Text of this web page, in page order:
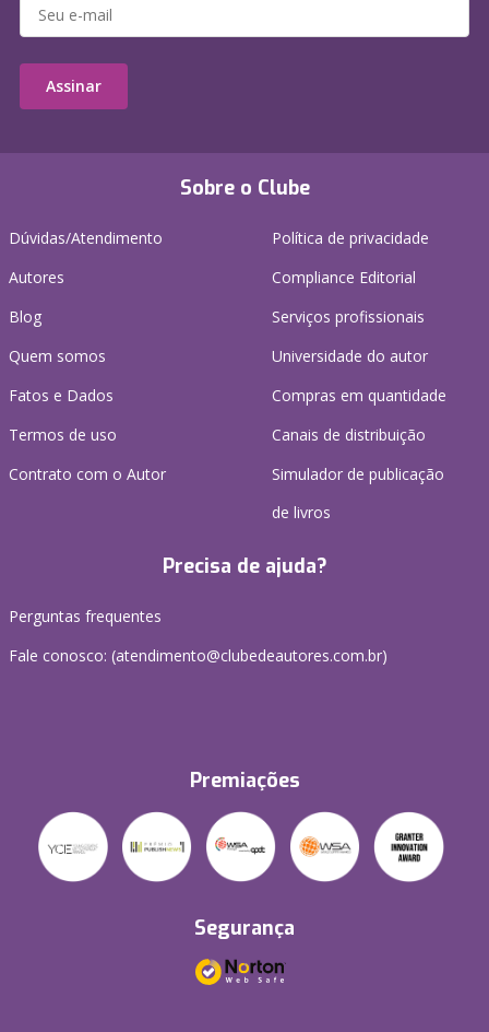
Sobre o Clube
Dúvidas/Atendimento
Autores
Blog
Quem somos
Fatos e Dados
Termos de uso
Contrato com o Autor
Política de privacidade
Compliance Editorial
Serviços profissionais
Universidade do autor
Compras em quantidade
Canais de distribuição
Simulador de publicação
de livros
Precisa de ajuda?
Perguntas frequentes
Fale conosco: (atendimento@clubedeautores.com.br)
Premiações
Segurança
Assinar